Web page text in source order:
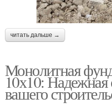
читать дальше →
Монолитная
10х10: Надежная
вашего